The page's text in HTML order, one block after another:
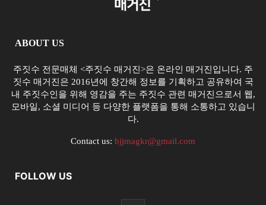
ABOUT US
주짓수 전문매체 <주짓수 매거진>은 온라인 매거진입니다. 주
짓수 매거진은 2016년에 창간해 정보를 기획하고 공유하여 국
내 주짓수인을 위해 영감을 주는 주짓수 관련 매거진으로서 웹,
모바일, 소셜 미디어 등 다양한 플랫폼을 통해 소통하고 있습니
다.
Contact us: bjjmagkr@gmail.com
FOLLOW US